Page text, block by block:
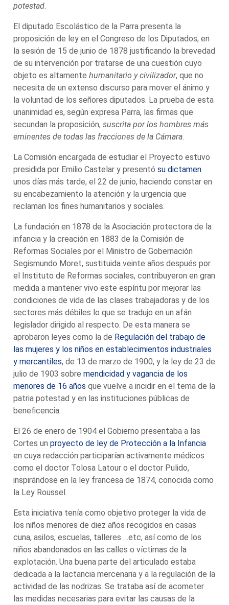
potestad
El diputado Escolástico de la Parra presenta la
proposición de ley en el Congreso de los Diputados, en
la sesión de 15 de junio de 1878 justificando la brevedad
de su intervención por tratarse de una cuestión cuyo
objeto es altamentehumanitario y civilizador, que no
necesita de un extenso discurso para mover el ánimo y
la voluntad de los señores diputados. La prueba de esta
unanimidad es, según expresa Parra, las firmas que
secundan la proposición,suscrita por los hombres más
eminentes de todas las fracciones de la Cámara
La Comisión encargada de estudiar el Proyecto estuvo
presidida por Emilio Castelar y presentósu dictamen
unos días más tarde, el 22 de junio, haciendo constar en
su encabezamiento la atención y la urgencia que
reclaman los fines humanitarios y sociales.
La fundación en 1878 de la Asociación protectora de la
infancia y la creación en 1883 de la Comisión de
Reformas Sociales por el Ministro de Gobernación
Segismundo Moret, sustituida veinte años después por
el Instituto de Reformas sociales, contribuyeron en gran
medida a mantener vivo este espíritu por mejorar las
condiciones de vida de las clases trabajadoras y de los
sectores más débiles lo que se tradujo en un afán
legislador dirigido al respecto. De esta manera se
aprobaron leyes como la de Regulación del trabajo de
las mujeres y los niños en establecimientos industriales
y mercantiles, de 13 de marzo de 1900, y la ley de 23 de
julio de 1903 sobremendicidad y vagancia de los
menores de 16 años que vuelve a incidir en el tema de la
patria potestad y en las instituciones públicas de
beneficencia.
El 26 de enero de 1904 el Gobierno presentaba a las
Cortes unproyecto de ley de Protección a la Infancia
en cuya redacción participarían activamente médicos
como el doctor Tolosa Latour o el doctor Pulido,
inspirándose en la ley francesa de 1874, conocida como
la Ley Roussel.
Esta iniciativa tenía como objetivo proteger la vida de
los niños menores de diez años recogidos en casas
cuna, asilos, escuelas, talleres …etc, así como de los
niños abandonados en las calles o víctimas de la
explotación. Una buena parte del articulado estaba
dedicada a la lactancia mercenaria y a la regulación de la
actividad de las nodrizas. Se trataba así de acometer
las medidas necesarias para evitar las causas de la